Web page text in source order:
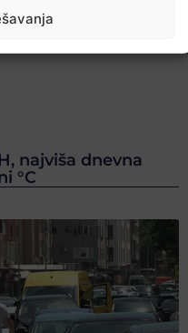
najviša dnevna
°C